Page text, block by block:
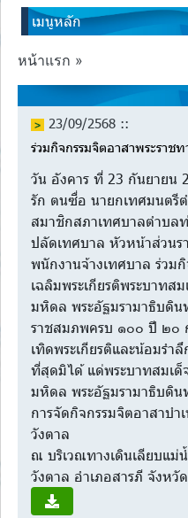
เมนูหลัก
หน้าแรก »
23/09/2568 ::
ร่วมกิจกรรมจิตอาสาพระราช
วัน อังคาร ที่ 23 กันยายน
รัก ตนซื่อ นายกเทศมนตรี
สมาชิกสภาเทศบาลตำบล
ปลัดเทศบาล หัวหน้าส่วนร
พนักงานจ้างเทศบาล ร่วม
เฉลิมพระเกียรติพระบาทส
มหิดล พระอัฐมรามาธิบดิน
ราชสมภพครบ ๑๐๐ ปี ๒๐
เทิดพระเกียรติและน้อมร
ที่สุดมิได้ แด่พระบาทสมเด็
มหิดล พระอัฐมรามาธิบดิ
การจัดกิจกรรมจิตอาสาบ
วังตาล
ณ บริเวณทางเดินเลียบแม่
วังตาล อำเภอสารภี จังหวั